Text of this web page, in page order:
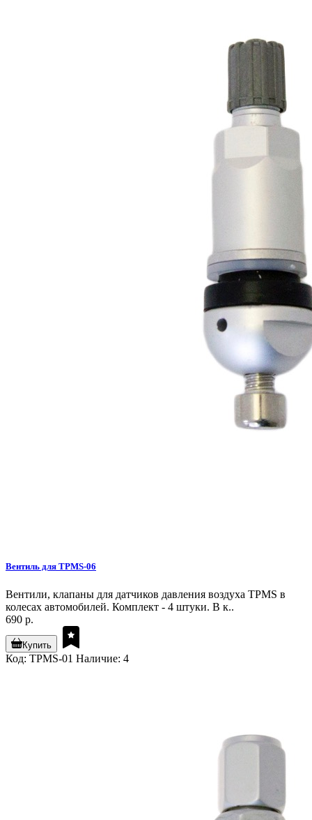
Вентиль для TPMS-06
Вентили, клапаны для датчиков давления воздуха TPMS в
колесах автомобилей. Комплект - 4 штуки. В к..
690 р.
Купить
Код: TPMS-01 Наличие: 4